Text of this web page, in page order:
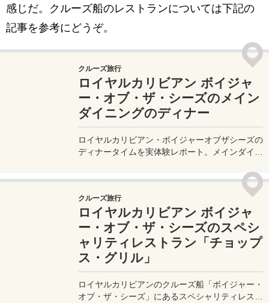
感じだ。クルーズ船のレストランについては下記の
記事を参考にどうぞ。
クルーズ旅行
ロイヤルカリビアン ボイジャ
ー・オブ・ザ・シーズのメイン
ダイニングのディナー
ロイヤルカリビアン・ボイジャーオブザシーズの
ディナータイムを実体験レポート。メインダイニ
終日に行われたサプライズイベントの様子などを
クルーズ旅行
ロイヤルカリビアン ボイジャ
ー・オブ・ザ・シーズのスペシ
ャリティレストラン「チョップ
ス・グリル」
ロイヤルカリビアンのクルーズ船「ボイジャー・
オブ・ザ・シーズ」にあるスペシャリティレスト